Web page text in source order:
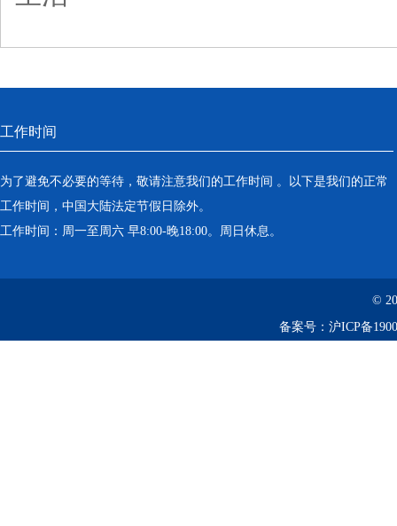
工作时间
为了避免不必要的等待，敬请注意我们的工作时间 。以下是我们的正常
工作时间，中国大陆法定节假日除外。
工作时间：周一至周六 早8:00-晚18:00。周日休息。
©
备案号： 沪ICP备